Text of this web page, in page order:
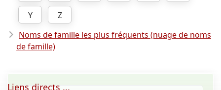
Y
Z
Noms de famille les plus fréquents (nuage de noms
de famille)
Liens directs ...